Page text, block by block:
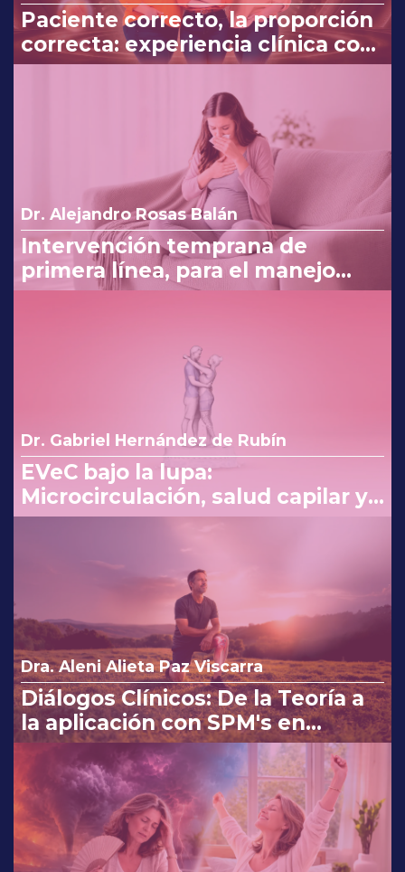
Paciente correcto, la proporción
correcta: experiencia clínica con
Myo y D-Chiro-Inositol
Dr. Alejandro Rosas Balán
Intervención temprana de
primera línea, para el manejo
eficaz en náuseas y vómito del
Dr. Gabriel Hernández de Rubín
EVeC bajo la lupa:
Microcirculación, salud capilar y
costo beneficio en la consulta
Dra. Aleni Alieta Paz Viscarra
Diálogos Clínicos: De la Teoría a
la aplicación con SPM's en
Osteoartritis